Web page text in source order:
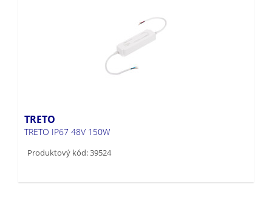
TRETO
TRETO IP67 48V 150W
Produktový kód: 39524